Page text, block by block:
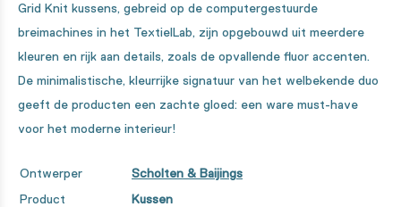
Grid Knit kussens, gebreid op de computergestuurde
breimachines in het TextielLab, zijn opgebouwd uit meerdere
kleuren en rijk aan details, zoals de opvallende fluor accenten.
De minimalistische, kleurrijke signatuur van het welbekende duo
geeft de producten een zachte gloed: een ware must-have
voor het moderne interieur!
Ontwerper
Scholten & Baijings
Product
Kussen